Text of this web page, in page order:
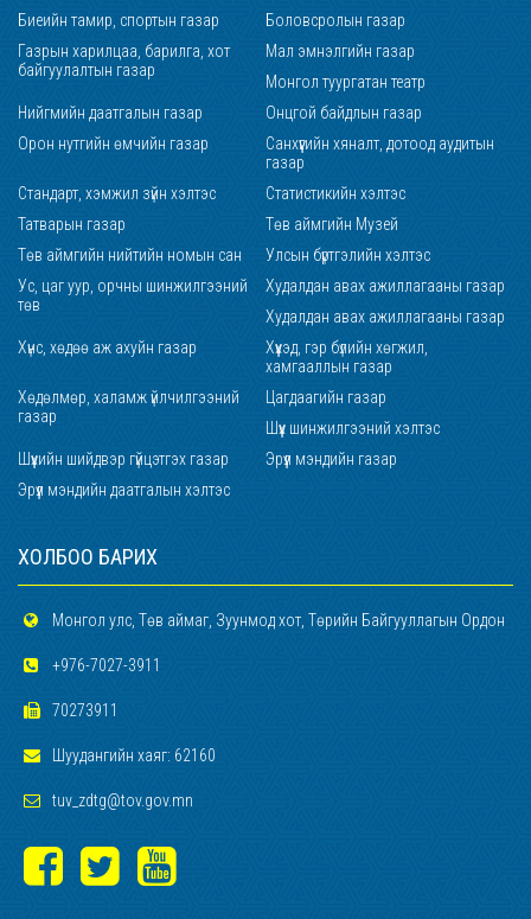
Биеийн тамир, спортын газар
Боловсролын газар
Газрын харилцаа, барилга, хот
байгуулалтын газар
Мал эмнэлгийн газар
Монгол туургатан театр
Нийгмийн даатгалын газар
Онцгой байдлын газар
Орон нутгийн өмчийн газар
Санхүүгийн хяналт, дотоод аудитын
газар
Стандарт, хэмжил зүйн хэлтэс
Статистикийн хэлтэс
Татварын газар
Төв аймгийн Музей
Төв аймгийн нийтийн номын сан
Улсын бүртгэлийн хэлтэс
Ус, цаг уур, орчны шинжилгээний
төв
Худалдан авах ажиллагааны газар
Худалдан авах ажиллагааны газар
Хүнс, хөдөө аж ахуйн газар
Хүүхэд, гэр бүлийн хөгжил,
хамгааллын газар
Хөдөлмөр, халамж үйлчилгээний
газар
Цагдаагийн газар
Шүүх шинжилгээний хэлтэс
Шүүхийн шийдвэр гүйцэтгэх газар
Эрүүл мэндийн газар
Эрүүл мэндийн даатгалын хэлтэс
ХОЛБОО БАРИХ
Монгол улс, Төв аймаг, Зуунмод хот, Төрийн Байгууллагын Ордон
+976-7027-3911
70273911
Шуудангийн хаяг: 62160
tuv_zdtg@tov.gov.mn